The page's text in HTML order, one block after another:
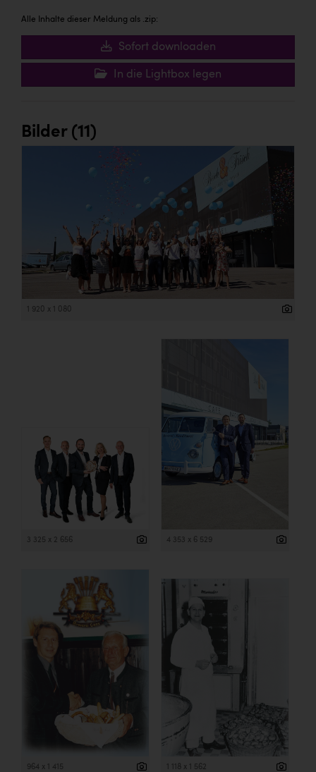
Alle Inhalte dieser Meldung als .zip:
Sofort downloaden
In die Lightbox legen
Bilder (11)
1 920 x 1 080
3 325 x 2 656 4 353 x 6 529
964 x 1 415 1 118 x 1 562